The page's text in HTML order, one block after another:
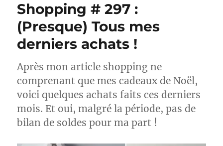
:
trait
de
fard
argenté…
Shopping # 297 :
(Presque) Tous mes
derniers achats !
Après mon article shopping ne
comprenant que mes cadeaux de Noël,
voici quelques achats faits ces derniers
mois. Et oui, malgré la période, pas de
bilan de soldes pour ma part !